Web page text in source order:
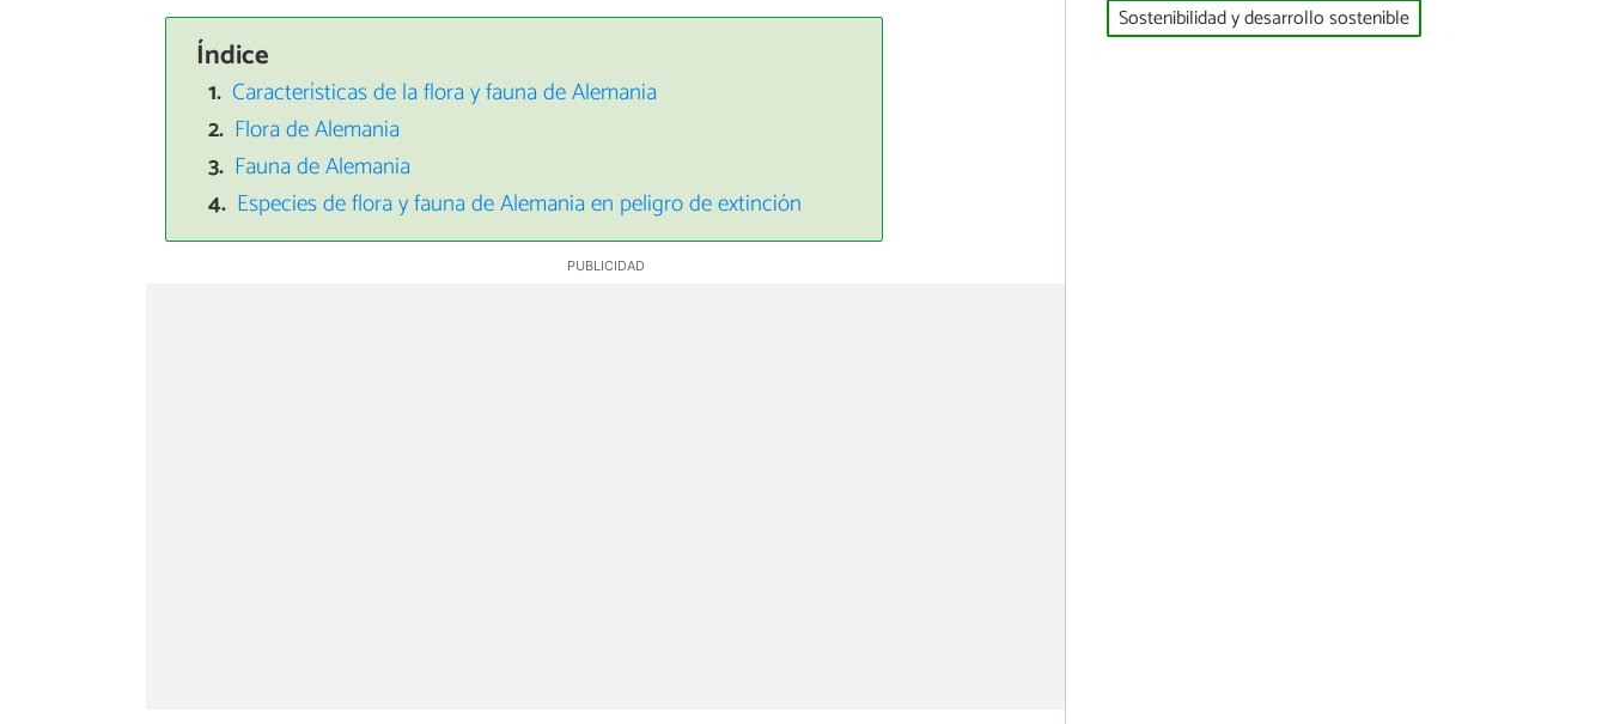
Índice
Características de la flora y fauna de Alemania
Flora de Alemania
Fauna de Alemania
Especies de flora y fauna de Alemania en peligro de extinción
Sostenibilidad y desarrollo sostenible